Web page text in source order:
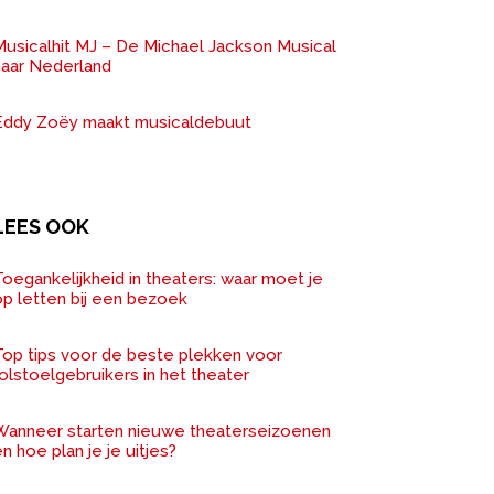
MJ – De Michael Jackson Musical
Nederland
Zoëy maakt musicaldebuut
OOK
in theaters: waar moet je
letten bij een bezoek
tips voor de beste plekken voor
in het theater
starten nieuwe theaterseizoenen
hoe plan je je uitjes?